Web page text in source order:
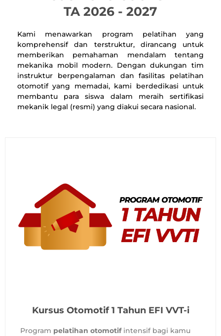
TA 2026 - 2027
Kami menawarkan program pelatihan yang
komprehensif dan terstruktur, dirancang untuk
memberikan pemahaman mendalam tentang
mekanika mobil modern. Dengan dukungan tim
instruktur berpengalaman dan fasilitas pelatihan
otomotif yang memadai, kami berdedikasi untuk
membantu para siswa dalam meraih sertifikasi
mekanik legal (resmi) yang diakui secara nasional.
Kursus Otomotif 1 Tahun EFI VVT-i
Program pelatihan otomotifintensif bagi kamu